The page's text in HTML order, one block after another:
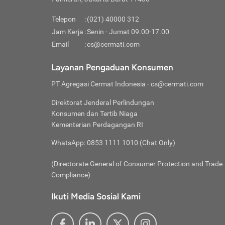
rendah
Jika
Kredit
Telepon :(021) 40000 312
Jam Kerja :Senin - Jumat 09.00-17.00
Email
:cs@cermati.com
Layanan Pengaduan Konsumen
PT Agregasi Cermat Indonesia - cs@cermati.com
Direktorat Jenderal Perlindungan
Konsumen dan Tertib Niaga
Kementerian Perdagangan RI
WhatsApp: 0853 1111 1010 (Chat Only)
(Directorate General of Consumer Protection and Trade
Compliance)
Ikuti Media Sosial Kami